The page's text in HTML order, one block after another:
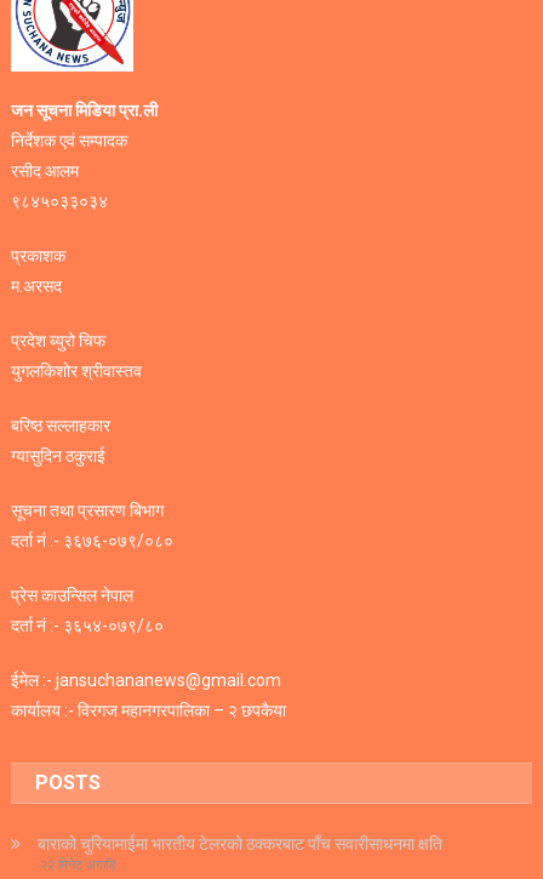
जन सूचना मिडिया प्रा.ली
निर्देशक एवं सम्पादक
रसीद आलम
९८४५०३३०३४
प्रकाशक
म.अरसद
प्रदेश ब्युरो चिफ
युगलकिशोर श्रीवास्तव
बरिष्ठ सल्लाहकार
ग्यासुदिन ठकुराई
सूचना तथा प्रसारण बिभाग
दर्ता नं :- ३६७६-०७९/०८०
प्रेस काउन्सिल नेपाल
दर्ता नं :- ३६५४-०७९/८०
ईमेल :- jansuchananews@gmail.com
कार्यालय :- विरगज महानगरपालिका – २ छपकैया
POSTS
बाराको चुरियामाईमा भारतीय टेलरको ठक्करबाट पाँच सवारीसाधनमा क्षति
२२ मिनेट अगाडि